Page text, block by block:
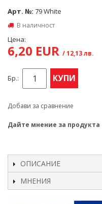
Арт. №: 79 White
В наличност
Цена:
6,20 EUR / 12,13 лв.
Бр.: КУПИ
Добави за сравнение
Дайте мнение за продукта
ОПИСАНИЕ
МНЕНИЯ